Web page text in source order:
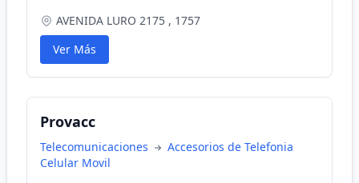
AVENIDA LURO 2175 , 1757
Ver Más
Provacc
Telecomunicaciones
Accesorios de Telefonia
Celular Movil